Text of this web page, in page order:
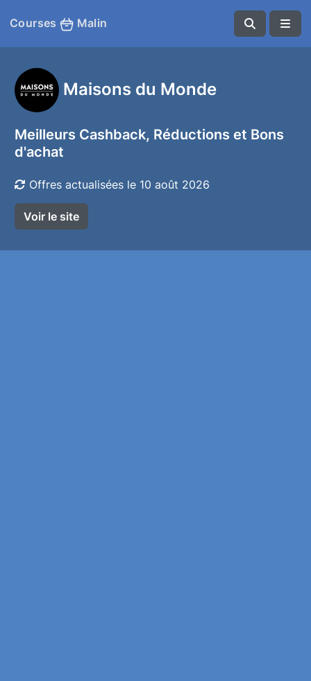
Courses Malin
Maisons du Monde
Meilleurs Cashback, Réductions et Bons
d'achat
Offres actualisées le 10 août 2026
Voir le site